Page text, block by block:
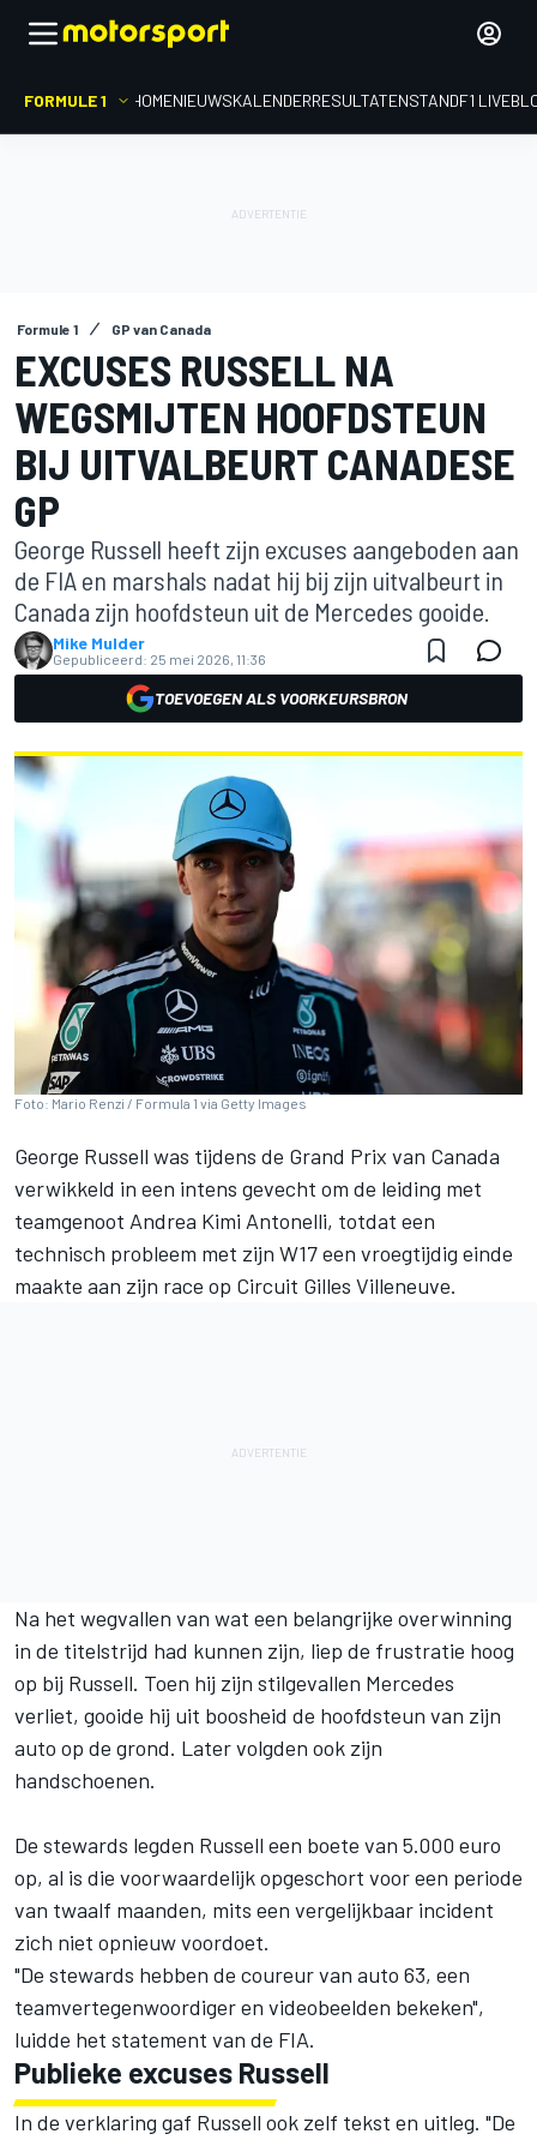
FORMULE 1 HOMENIEUWSKALENDERRESULTATENSTANDF1
Formule 1 GP van Canada
EXCUSES RUSSELL NA
WEGSMIJTEN HOOFDSTEUN
BIJ UITVALBEURT CANADESE
GP
George Russell heeft zijn excuses aangeboden aan
de FIA en marshals nadat hij bij zijn uitvalbeurt in
Canada zijn hoofdsteun uit de Mercedes gooide.
Mike Mulder
Gepubliceerd: 25 mei 2026, 11:36
TOEVOEGEN ALS VOORKEURSBRON
Foto: Mario Renzi / Formula 1 via Getty Images
George Russell was tijdens de Grand Prix van Canada
verwikkeld in een intens gevecht om de leiding met
teamgenoot Andrea Kimi Antonelli, totdat een
technisch probleem met zijn W17 een vroegtijdig einde
maakte aan zijn race op Circuit Gilles Villeneuve.
Na het wegvallen van wat een belangrijke overwinning
in de titelstrijd had kunnen zijn, liep de frustratie hoog
op bij Russell. Toen hij zijn stilgevallen Mercedes
verliet, gooide hij uit boosheid de hoofdsteun van zijn
auto op de grond. Later volgden ook zijn
handschoenen.
De stewards legden Russell een boete van 5.000 euro
op, al is die voorwaardelijk opgeschort voor een periode
van twaalf maanden, mits een vergelijkbaar incident
zich niet opnieuw voordoet.
"De stewards hebben de coureur van auto 63, een
teamvertegenwoordiger en videobeelden bekeken",
luidde het statement van de FIA.
Publieke excuses Russell
In de verklaring gaf Russell ook zelf tekst en uitleg. "De